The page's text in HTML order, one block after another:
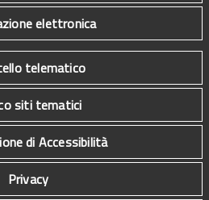
elettronica
telematico
siti tematici
di Accessibilità
Privacy